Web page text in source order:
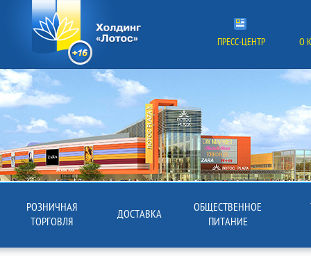
ПРЕСС-ЦЕНТР О
РОЗНИЧНАЯ
ТОРГОВЛЯ
ДОСТАВКА
ОБЩЕСТВЕННОЕ
ПИТАНИЕ